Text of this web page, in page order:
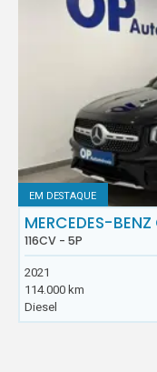
EM DESTAQUE
MERCEDES-BENZ
116CV - 5P
2021
114.000 km
Diesel